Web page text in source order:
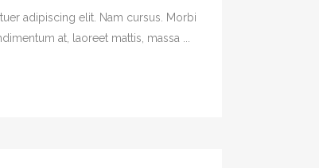
adipiscing elit. Nam cursus. Morbi
at, laoreet mattis, massa ...